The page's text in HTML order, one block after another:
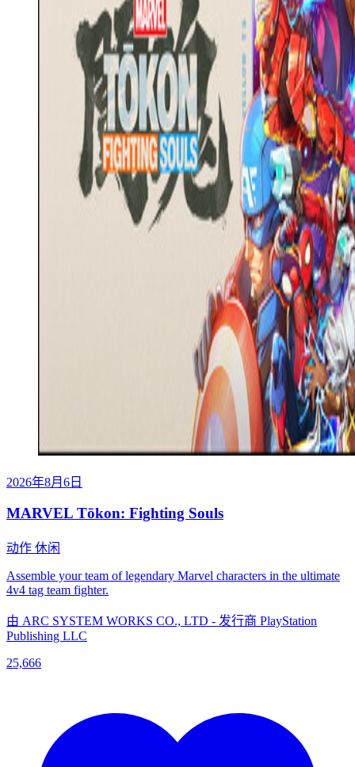
2026年8月6日
MARVEL Tōkon: Fighting Souls
动作 休闲
Assemble your team of legendary Marvel characters in the ultimate
4v4 tag team fighter.
由 ARC SYSTEM WORKS CO., LTD - 发行商 PlayStation
Publishing LLC
25,666